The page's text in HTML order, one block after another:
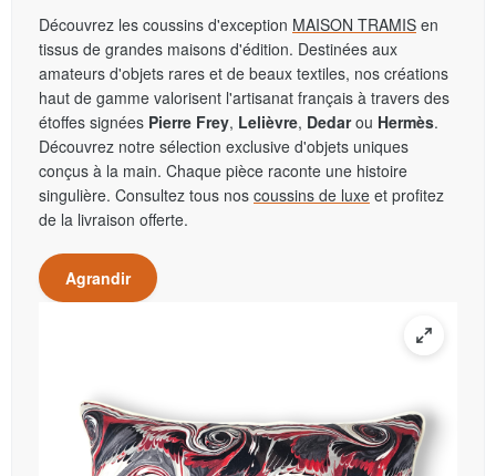
Découvrez les coussins d'exception MAISON TRAMIS en
tissus de grandes maisons d'édition. Destinées aux
amateurs d'objets rares et de beaux textiles, nos créations
haut de gamme valorisent l'artisanat français à travers des
étoffes signées Pierre Frey, Lelièvre, Dedarou Hermès.
Découvrez notre sélection exclusive d'objets uniques
conçus à la main. Chaque pièce raconte une histoire
singulière. Consultez tous nos coussins de luxe et profitez
de la livraison offerte.
Agrandir